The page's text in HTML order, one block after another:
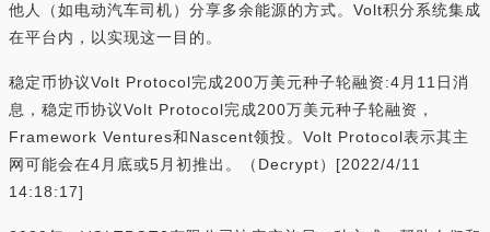
他人（如电动汽车司机）分享多余能源的方式。Volt积分系统集成
在平台内，以实现这一目的。
稳定币协议Volt Protocol完成200万美元种子轮融资:4月11日消
息，稳定币协议Volt Protocol完成200万美元种子轮融资，
Framework Ventures和Nascent领投。Volt Protocol表示其主
网可能会在4月底或5月初推出。（Decrypt）[2022/4/11
14:18:17]